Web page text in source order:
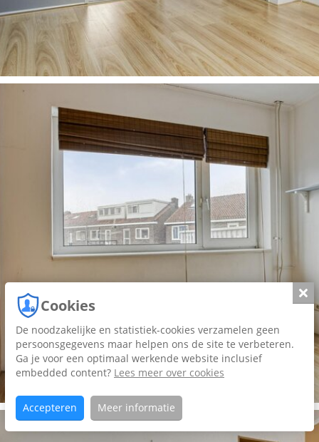
Cookies
De noodzakelijke en statistiek-cookies verzamelen geen
persoonsgegevens maar helpen ons de site te verbeteren.
Ga je voor een optimaal werkende website inclusief
embedded content? Lees meer over cookies
Accepteren Meer informatie